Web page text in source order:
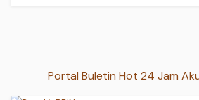
Portal Buletin Hot 24 Jam